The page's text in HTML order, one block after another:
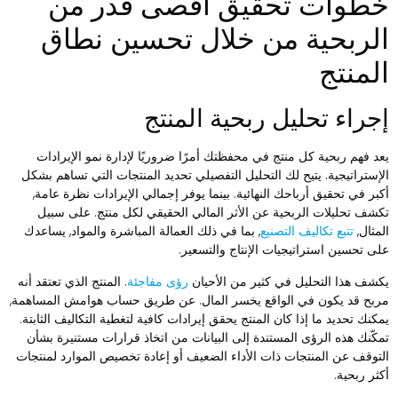
من خلال تحسين نطاق
تحليل ربحية المنتج
فهم ربحية كل منتج في محفظتك أمرًا ضروريًا لإدارة نمو الإيرادات
يتيح لك التحليل التفصيلي تحديد المنتجات التي تساهم بشكل
في تحقيق أرباحك النهائية. بينما يوفر إجمالي الإيرادات نظرة عامة,
تحليلات الربحية عن الأثر المالي الحقيقي لكل منتج. على سبيل
تتبع تكاليف التصنيع, بما في ذلك العمالة المباشرة والمواد, يساعدك
تحسين استراتيجيات الإنتاج والتسعير.
هذا التحليل في كثير من الأحيانرؤى مفاجئة. المنتج الذي تعتقد أنه
قد يكون في الواقع يخسر المال. عن طريق حساب هوامش المساهمة,
تحديد ما إذا كان المنتج يحقق إيرادات كافية لتغطية التكاليف الثابتة.
هذه الرؤى المستندة إلى البيانات من اتخاذ قرارات مستنيرة بشأن
عن المنتجات ذات الأداء الضعيف أو إعادة تخصيص الموارد لمنتجات
ربحية.